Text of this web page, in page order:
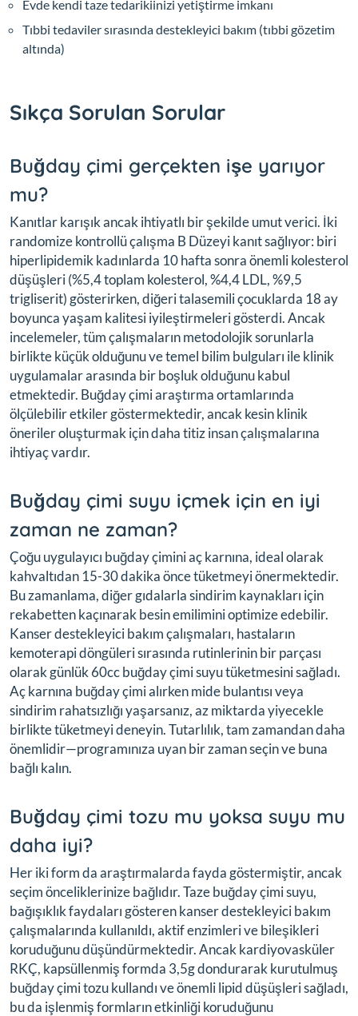
Evde kendi taze tedarikiinizi yetiştirme imkanı
Tıbbi tedaviler sırasında destekleyici bakım (tıbbi gözetim
altında)
Sıkça Sorulan Sorular
Buğday çimi gerçekten işe yarıyor
mu?
Kanıtlar karışık ancak ihtiyatlı bir şekilde umut verici. İki
randomize kontrollü çalışma B Düzeyi kanıt sağlıyor: biri
hiperlipidemik kadınlarda 10 hafta sonra önemli kolesterol
düşüşleri (%5,4 toplam kolesterol, %4,4 LDL, %9,5
trigliserit) gösterirken, diğeri talasemili çocuklarda 18 ay
boyunca yaşam kalitesi iyileştirmeleri gösterdi. Ancak
incelemeler, tüm çalışmaların metodolojik sorunlarla
birlikte küçük olduğunu ve temel bilim bulguları ile klinik
uygulamalar arasında bir boşluk olduğunu kabul
etmektedir. Buğday çimi araştırma ortamlarında
ölçülebilir etkiler göstermektedir, ancak kesin klinik
öneriler oluşturmak için daha titiz insan çalışmalarına
ihtiyaç vardır.
Buğday çimi suyu içmek için en iyi
zaman ne zaman?
Çoğu uygulayıcı buğday çimini aç karnına, ideal olarak
kahvaltıdan 15-30 dakika önce tüketmeyi önermektedir.
Bu zamanlama, diğer gıdalarla sindirim kaynakları için
rekabetten kaçınarak besin emilimini optimize edebilir.
Kanser destekleyici bakım çalışmaları, hastaların
kemoterapi döngüleri sırasında rutinlerinin bir parçası
olarak günlük 60cc buğday çimi suyu tüketmesini sağladı.
Aç karnına buğday çimi alırken mide bulantısı veya
sindirim rahatsızlığı yaşarsanız, az miktarda yiyecekle
birlikte tüketmeyi deneyin. Tutarlılık, tam zamandan daha
önemlidir—programınıza uyan bir zaman seçin ve buna
bağlı kalın.
Buğday çimi tozu mu yoksa suyu mu
daha iyi?
Her iki form da araştırmalarda fayda göstermiştir, ancak
seçim önceliklerinize bağlıdır. Taze buğday çimi suyu,
bağışıklık faydaları gösteren kanser destekleyici bakım
çalışmalarında kullanıldı, aktif enzimleri ve bileşikleri
koruduğunu düşündürmektedir. Ancak kardiyovasküler
RKÇ, kapsüllenmiş formda 3,5g dondurarak kurutulmuş
buğday çimi tozu kullandı ve önemli lipid düşüşleri sağladı,
bu da işlenmiş formların etkinliği koruduğunu